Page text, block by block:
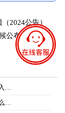
2024公告）
公布
…
…